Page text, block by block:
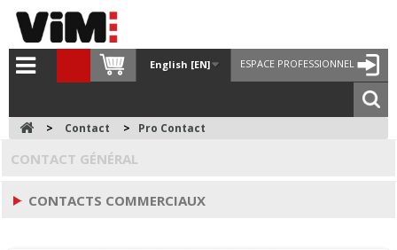
ESPACE PROFESSIONNEL
English [EN]
> Contact > Pro Contact
CONTACT GÉNÉRAL
CONTACTS COMMERCIAUX